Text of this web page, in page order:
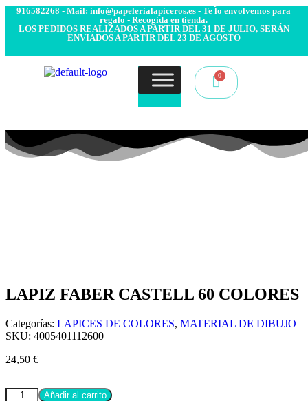
916582268 - Mail: info@papelerialapiceros.es - Te lo envolvemos para
regalo - Recogida en tienda.
LOS PEDIDOS REALIZADOS A PARTIR DEL 31 DE JULIO, SERÁN
ENVIADOS A PARTIR DEL 23 DE AGOSTO
LAPIZ FABER CASTELL 60 COLORES
Categorías: LAPICES DE COLORES, MATERIAL DE DIBUJO
SKU: 4005401112600
24,50 €
Añadir al carrito